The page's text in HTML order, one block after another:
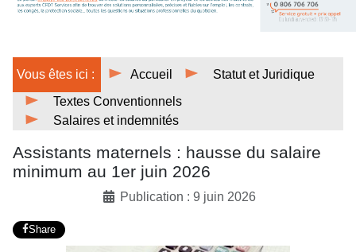
Vous êtes ici : Accueil
Statut et Juridique
Textes Conventionnels
Salaires et indemnités
Assistants maternels : hausse du salaire
minimum au 1er juin 2026
Publication : 9 juin 2026
Share